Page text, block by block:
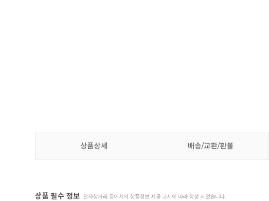
상품상세 배송/교환/환불
상품 필수 정보 전자상거래 등에서의 상품정보 제공 고시에 따라 작성 되었습니다.